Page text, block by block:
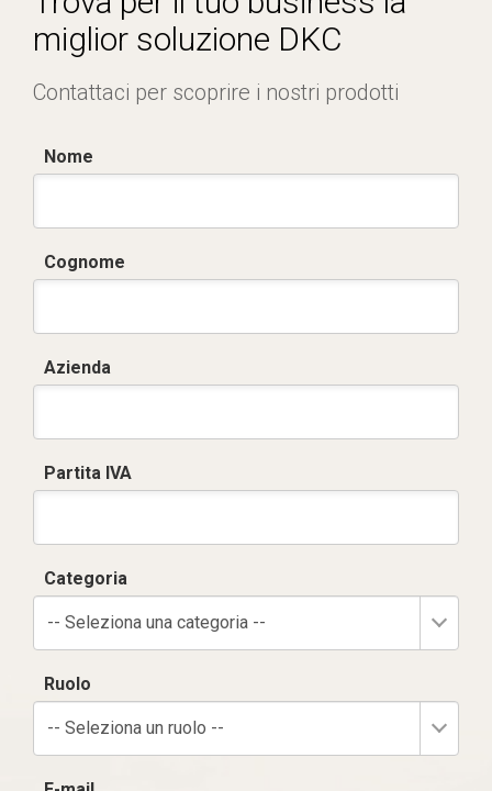
miglior soluzione DKC
Contattaci per scoprire i nostri prodotti
Nome
Cognome
Azienda
Partita IVA
Categoria
-- Seleziona una categoria --
Ruolo
-- Seleziona un ruolo --